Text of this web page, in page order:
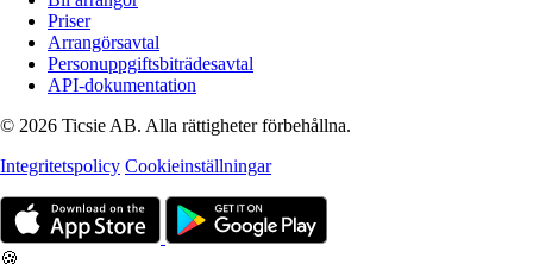
Priser
Arrangörsavtal
Personuppgiftsbiträdesavtal
API-dokumentation
© 2026 Ticsie AB. Alla rättigheter förbehållna.
Integritetspolicy Cookieinställningar
🍪